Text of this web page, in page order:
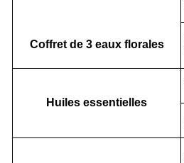
Coffret de 3 eaux florales
Huiles essentielles